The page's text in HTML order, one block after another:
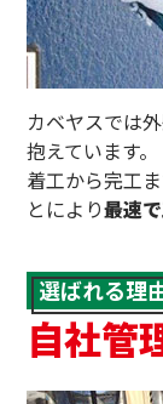
カベヤスでは
抱えています。
着工から完工
とにより最速
選ばれる理
自社管